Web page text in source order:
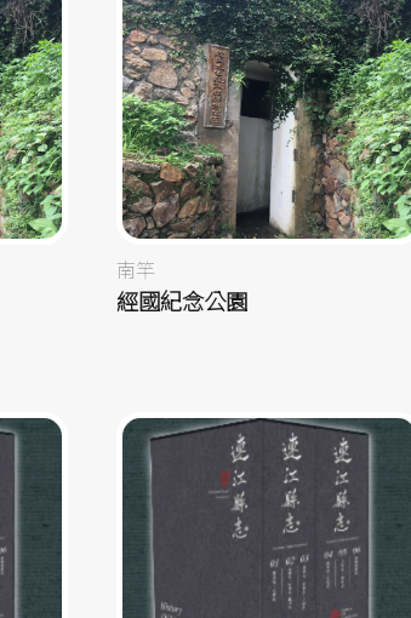
南竿
經國紀念公園